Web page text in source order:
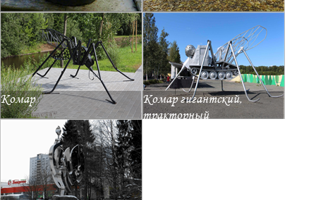
Комар
Комар гигантский,
тракторный